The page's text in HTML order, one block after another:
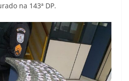
na 143ª DP.